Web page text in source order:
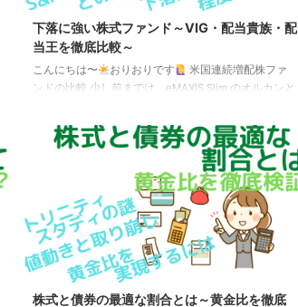
下落に強い株式ファンド～VIG・配当貴族・配
当王を徹底比較～
こんにちは〜 おりおりです
米国連続増配株ファ
ンドの比較 少し前までは、eMAXIS Slim のオルカンと
たが、7月半ばからの下落のあおりを受けて、新たに
注目され始めたのが米国連続増配株ファンドです。 連
続増配銘柄は、その名の通り年間の1株あたり配当金
額が増加し続けている銘柄のことで、不況の時期も含
まれることから、下落相場に強いとされています。
（連続増配株ファンド（指数）は連続増配銘柄のみで
構成されています） 似たようなものに高配 ...
株式と債券の最適な割合とは～黄金比を徹底